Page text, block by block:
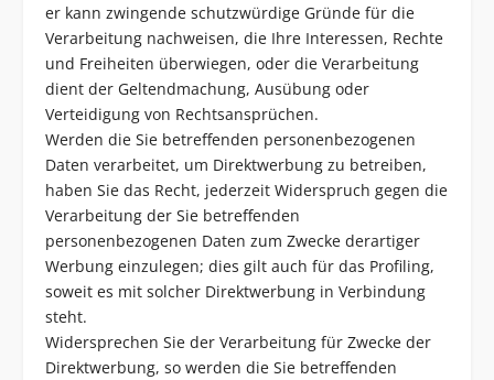
er kann zwingende schutzwürdige Gründe für die
Verarbeitung nachweisen, die Ihre Interessen, Rechte
und Freiheiten überwiegen, oder die Verarbeitung
dient der Geltendmachung, Ausübung oder
Verteidigung von Rechtsansprüchen.
Werden die Sie betreffenden personenbezogenen
Daten verarbeitet, um Direktwerbung zu betreiben,
haben Sie das Recht, jederzeit Widerspruch gegen die
Verarbeitung der Sie betreffenden
personenbezogenen Daten zum Zwecke derartiger
Werbung einzulegen; dies gilt auch für das Profiling,
soweit es mit solcher Direktwerbung in Verbindung
steht.
Widersprechen Sie der Verarbeitung für Zwecke der
Direktwerbung, so werden die Sie betreffenden